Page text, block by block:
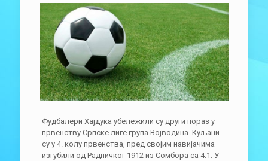
Фудбалери Хајдука убележили су други пораз у
првенству Српске лиге група Војводина. Куљани
су у 4. колу првенства, пред својим навијачима
изгубили од Радничког 1912 из Сомбора са 4:1. У